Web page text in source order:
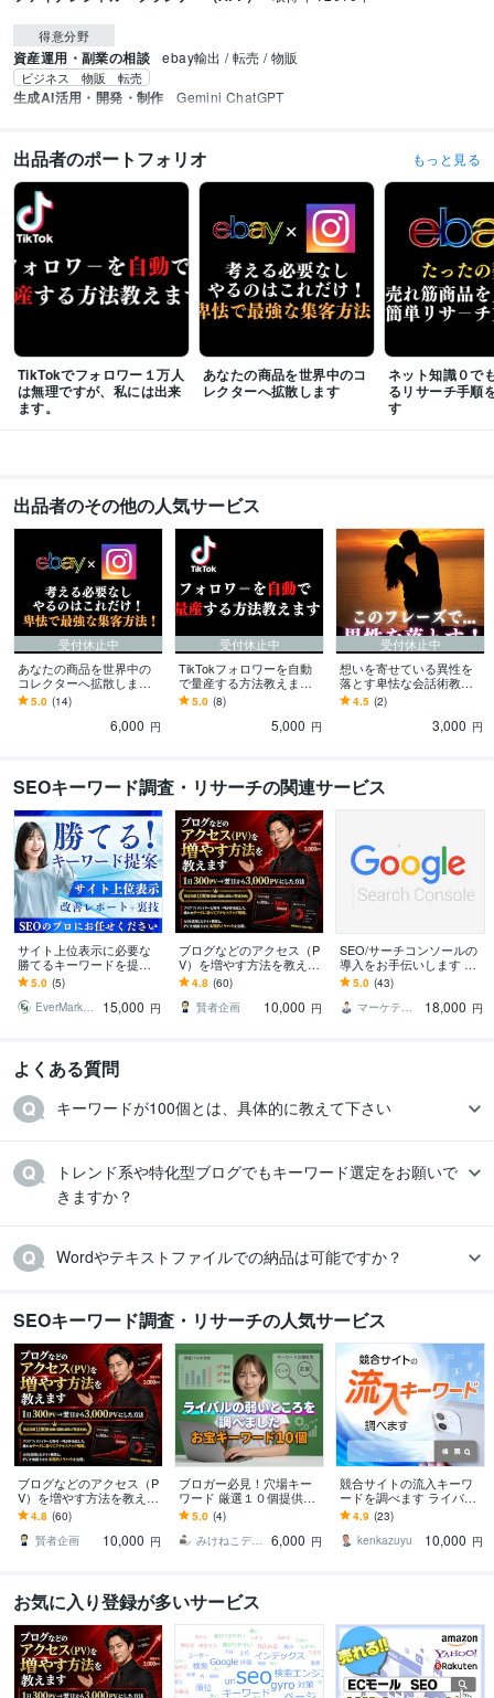
得意分野
資産運用・副業の相談 ebay輸出 / 転売 / 物販
ビジネス 物販 転売
生成AI活用・開発・制作 Gemini ChatGPT
出品者のポートフォリオ もっと見る
TikTokでフォロワー１万人
は無理ですが、私には出来
ます。
あなたの商品を世界中のコ
レクターへ拡散します
ネット知識０で
るリサーチ手順
す
出品者のその他の人気サービス
受付休止中
あなたの商品を世界中の
コレクターへ拡散します
考える必要なし やるのは
これだけ！ 卑怯で最強な
5.0 (14)
6,000 円
受付休止中
TikTokフォロワーを自動
で量産する方法教えます
考える必要なし！テキス
ト通りに素直に実行する
5.0 (8)
5,000 円
受付休止中
想いを寄せている異性を
落とす卑怯な会話術教え
ます 会話やLINEにこのフ
レーズ入れるだけで卑怯
なほど魅力的に！
4.5 (2)
3,000 円
SEOキーワード調査・リサーチの関連サービス
サイト上位表示に必要な
勝てるキーワードを提案
します キーワードリスト+
【おまけ】改善レポート
+使い方+裏技
5.0 (5)
EverMarketing
15,000 円
ブログなどのアクセス（P
V）を増やす方法を教えま
す 1日300PV→翌日から3,
000PVにした方法
4.8 (60)
賢者企画
10,000 円
SEO/サーチコンソールの
導入をお手伝いします プ
ロとしてGoogleサーチコ
ンソールを1000件以上導
入
5.0 (43)
マーケティング・コンシェルジュ
18,000 円
よくある質問
キーワードが100個とは、具体的に教えて下さい
トレンド系や特化型ブログでもキーワード選定をお願いで
きますか？
Wordやテキストファイルでの納品は可能ですか？
SEOキーワード調査・リサーチの人気サービス
ブログなどのアクセス（P
V）を増やす方法を教えま
す 1日300PV→翌日から3,
000PVにした方法
4.8 (60)
賢者企画
10,000 円
ブロガー必見！穴場キー
ワード 厳選１０個提供し
ます 低パワードメインで
も相手が弱いため上位表
示が可能です
5.0 (4)
みけねこデザイン
6,000 円
競合サイトの流入キーワ
ードを調べます ライバル
サイトが上位表示してい
るキーワードを自サイト
の記事に
4.9 (23)
kenkazuyu
10,000 円
お気に入り登録が多いサービス